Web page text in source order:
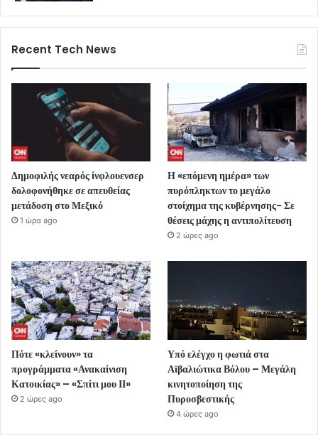
Recent Tech News
Δημοφιλής νεαρός ίνφλουενσερ
δολοφονήθηκε σε απευθείας
μετάδοση στο Μεξικό
1 ώρα ago
Η «επόμενη ημέρα» των
πυρόπληκτων το μεγάλο
στοίχημα της κυβέρνησης- Σε
θέσεις μάχης η αντιπολίτευση
2 ώρες ago
Πότε «κλείνουν» τα
προγράμματα «Ανακαίνιση
Κατοικίας» – «Σπίτι μου ΙΙ»
2 ώρες ago
Υπό ελέγχο η φωτιά στα
Αϊβαλιώτικα Βόλου – Μεγάλη
κινητοποίηση της
Πυροσβεστικής
4 ώρες ago